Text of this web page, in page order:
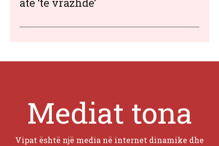
Mediat tona
Vipat është një media në internet dinamike dhe